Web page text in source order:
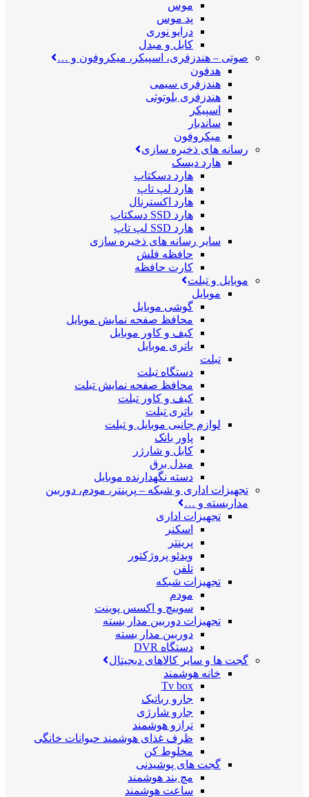
موس
پد موس
درایو نوری
کابل و مبدل
صوتی – هندزفری، اسپیکر، میکروفون و …
هدفون
هندزفری سیمی
هندزفری بلوتوثی
اسپیکر
ساندبار
میکروفون
رسانه های ذخیره سازی
هارد دیسک
هارد دسکتاپ
هارد لپ تاپ
هارد اکسترنال
هارد SSD دسکتاپ
هارد SSD لپ تاپ
سایر رسانه های ذخیره سازی
حافظه فلش
کارت حافظه
موبایل و تبلت
موبایل
گوشی موبایل
محافظ صفحه نمایش موبایل
کیف و کاور موبایل
باتری موبایل
تبلت
دستگاه تبلت
محافظ صفحه نمایش تبلت
کیف و کاور تبلت
باتری تبلت
لوازم جانبی موبایل و تبلت
پاور بانک
کابل و شارژر
مبدل برق
دسته نگهدارنده موبایل
تجهیزات اداری و شبکه – پرینتر، مودم، دوربین
مداربسته و …
تجهیزات اداری
اسکنر
پرینتر
ویدئو پروژکتور
تلفن
تجهیزات شبکه
مودم
سوییچ و اکسس پوینت
تجهیزات دوربین مدار بسته
دوربین مدار بسته
دستگاه DVR
گجت ها و سایر کالاهای دیجیتال
خانه هوشمند
Tv box
جارو رباتیک
جارو شارژی
ترازو هوشمند
ظرف غذای هوشمند حیوانات خانگی
مخلوط کن
گجت های پوشیدنی
مچ بند هوشمند
ساعت هوشمند